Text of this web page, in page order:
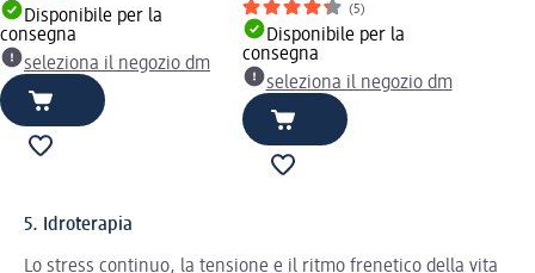
Disponibile per la
consegna
seleziona il negozio dm
(5)
Disponibile per la
consegna
seleziona il negozio dm
5. Idroterapia
Lo stress continuo, la tensione e il ritmo frenetico della vita